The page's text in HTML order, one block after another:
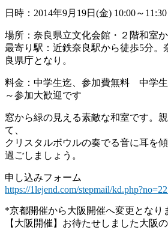
日時：2014年9月19日(金) 10:00～11:30
場所：奈良県立文化会館・２階和室
最寄り駅：近鉄奈良駅から徒歩5分。
良県庁となり。
料金：中学生迄、参加費無料 中学
～参加大歓迎です
窓から緑の見える素敵な和室です。
て、
クリスタルボウルの奏でる音に耳を
過ごしましょう。
申し込みフォーム
https://1lejend.com/stepmail/
*京都開催から大阪開催へ変更となり
【大阪開催】お待たせしました大阪